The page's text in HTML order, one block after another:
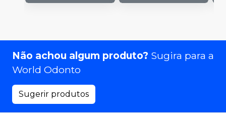
Não achou algum produto? Sugira para a
World Odonto
Sugerir produtos